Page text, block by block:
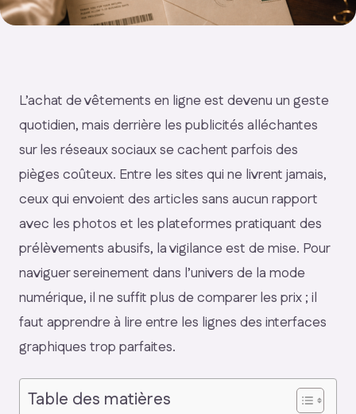
L’achat de vêtements en ligne est devenu un geste
quotidien, mais derrière les publicités alléchantes
sur les réseaux sociaux se cachent parfois des
pièges coûteux. Entre les sites qui ne livrent jamais,
ceux qui envoient des articles sans aucun rapport
avec les photos et les plateformes pratiquant des
prélèvements abusifs, la vigilance est de mise. Pour
naviguer sereinement dans l’univers de la mode
numérique, il ne suffit plus de comparer les prix ; il
faut apprendre à lire entre les lignes des interfaces
graphiques trop parfaites.
Table des matières